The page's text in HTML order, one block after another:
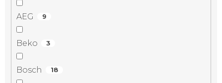
AEG 9
Beko 3
Bosch 18